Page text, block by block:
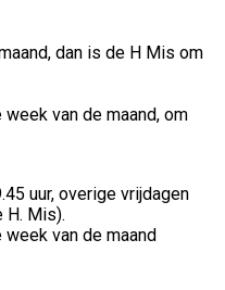
dan is de H Mis om
van de maand, om
uur, overige vrijdagen
H. Mis).
van de maand